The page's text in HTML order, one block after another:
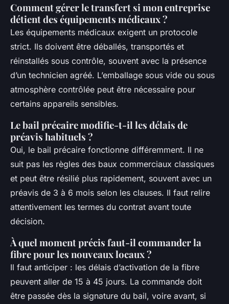
Comment gérer le transfert si mon entreprise
détient des équipements médicaux ?
Les équipements médicaux exigent un protocole
strict. Ils doivent être déballés, transportés et
réinstallés sous contrôle, souvent avec la présence
d’un technicien agréé. L’emballage sous vide ou sous
atmosphère contrôlée peut être nécessaire pour
certains appareils sensibles.
Le bail précaire modifie-t-il les délais de
préavis habituels ?
Oui, le bail précaire fonctionne différemment. Il ne
suit pas les règles des baux commerciaux classiques
et peut être résilié plus rapidement, souvent avec un
préavis de 3 à 6 mois selon les clauses. Il faut relire
attentivement les termes du contrat avant toute
décision.
À quel moment précis faut-il commander la
fibre pour les nouveaux locaux ?
Il faut anticiper : les délais d’activation de la fibre
peuvent aller de 15 à 45 jours. La commande doit
être passée dès la signature du bail, voire avant, si